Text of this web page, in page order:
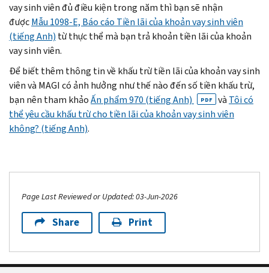
vay sinh viên đủ điều kiện trong năm thì bạn sẽ nhận
đượcMẫu 1098-E, Báo cáo Tiền lãi của khoản vay sinh viên
(tiếng Anh) từ thực thể mà bạn trả khoản tiền lãi của khoản
vay sinh viên.
Để biết thêm thông tin về khấu trừ tiền lãi của khoản vay sinh
viên và MAGI có ảnh hưởng như thế nào đến số tiền khấu trừ,
bạn nên tham khảoẤn phẩm 970 (tiếng Anh) PDF và Tôi có
thể yêu cầu khấu trừ cho tiền lãi của khoản vay sinh viên
không? (tiếng Anh).
Page Last Reviewed or Updated: 03-Jun-2026
Share Print